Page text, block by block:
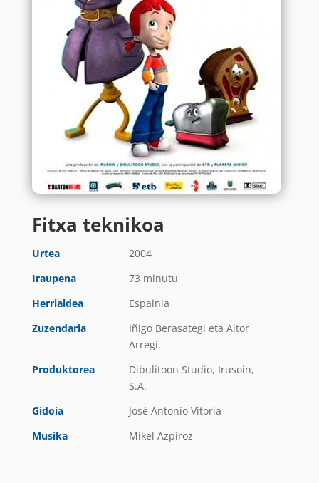
Fitxa teknikoa
Urtea
2004
Iraupena
73 minutu
Herrialdea
Espainia
Zuzendaria
Iñigo Berasategi eta Aitor
Arregi.
Produktorea
Dibulitoon Studio, Irusoin,
S.A.
Gidoia
José Antonio Vitoria
Musika
Mikel Azpiroz